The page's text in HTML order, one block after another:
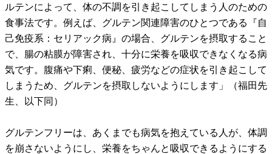
ルテンによって、体の不調を引き起こしてしまう人のための
食事法です。例えば、グルテン関連障害のひとつである『自
己免疫系：セリアック病』の場合、グルテンを摂取すること
で、腸の粘膜が障害され、十分に栄養を吸収できなくなる病
気です。腹痛や下痢、便秘、疲労などの症状を引き起こして
しまうため、グルテンを摂取しないようにします」（福田先
生、以下同）
グルテンフリーは、あくまでも病気を抱えている人が、体調
を崩さないようにし、栄養をちゃんと吸収できるようにする